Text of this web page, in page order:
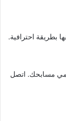
بطريقة احترافية.
مسابحك. اتصل